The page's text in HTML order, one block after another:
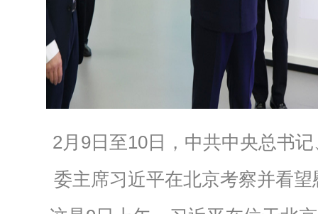
2月9日至10日，中共中央总书
委主席习近平在北京考察并看